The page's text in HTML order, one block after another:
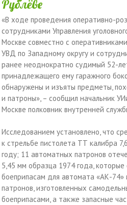
Рублёве
«В ходе проведения оперативно-
сотрудниками Управления
Москве совместно с
УВД по Западному округу и
ранее неоднократно судимый 52-
принадлежащего ему гаражного
обнаружены и изъяты предметы,
и патроны», – сообщил начальник
Москве полковник внутренней
Исследованием установлено, что
к стрельбе пистолета ТТ калибра
году; 11 автоматных патронов
5,45 мм образца 1974 года,
боеприпасам для автомата «АК-
патронов, изготовленных
боеприпасами, а также запасные